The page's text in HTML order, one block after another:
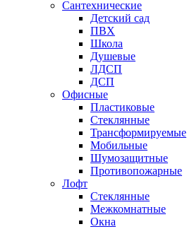
Сантехнические
Детский сад
ПВХ
Школа
Душевые
ЛДСП
ДСП
Офисные
Пластиковые
Стеклянные
Трансформируемые
Мобильные
Шумозащитные
Противопожарные
Лофт
Стеклянные
Межкомнатные
Окна